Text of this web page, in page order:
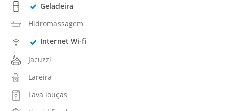
Geladeira
Hidromassagem
Internet Wi-fi
Jacuzzi
Lareira
Lava louças